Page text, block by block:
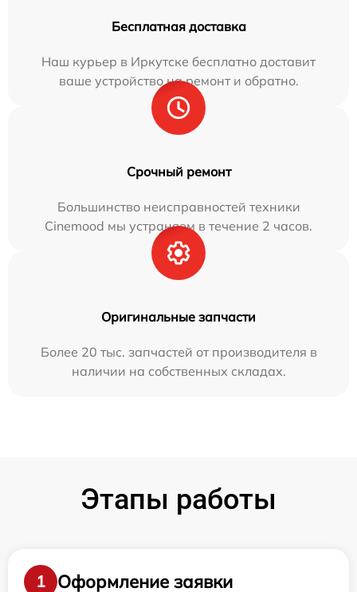
Бесплатная доставка
Наш курьер в Иркутске бесплатно доставит
ваше устройство на ремонт и обратно.
Срочный ремонт
Большинство неисправностей техники
Cinemood мы устраняем в течение 2 часов.
Оригинальные запчасти
Более 20 тыс. запчастей от производителя в
наличии на собственных складах.
Этапы работы
1 Оформление заявки